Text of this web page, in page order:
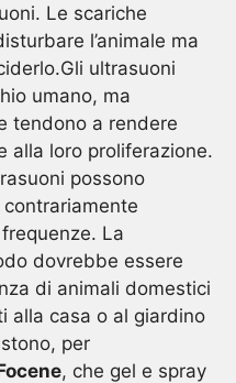
Le scariche
l’animale ma
ultrasuoni
umano, ma
tendono a rendere
alla loro proliferazione.
possono
La
dovrebbe essere
di animali domestici
alla casa o al giardino
per
, che gel e spray